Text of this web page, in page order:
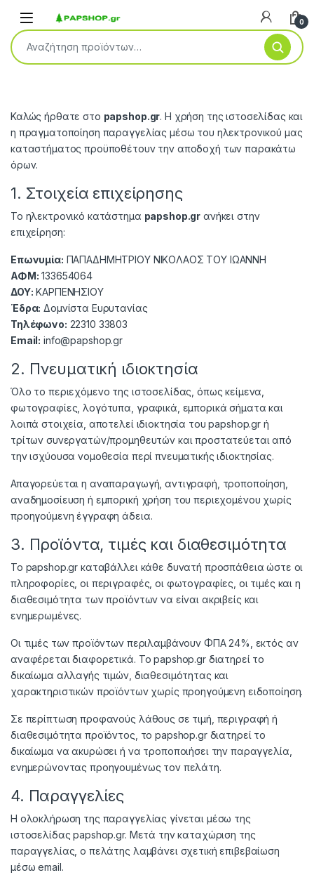
Open 0
Αναζήτηση για:
Καλώς ήρθατε στο papshop.gr. Η χρήση της ιστοσελίδας και
η πραγματοποίηση παραγγελίας μέσω του ηλεκτρονικού μας
καταστήματος προϋποθέτουν την αποδοχή των παρακάτω
όρων.
1. Στοιχεία επιχείρησης
Το ηλεκτρονικό κατάστημα papshop.gr ανήκει στην
επιχείρηση:
Επωνυμία: ΠΑΠΑΔΗΜΗΤΡΙΟΥ ΝΙΚΟΛΑΟΣ ΤΟΥ ΙΩΑΝΝΗ
ΑΦΜ: 133654064
ΔΟΥ: ΚΑΡΠΕΝΗΣΙΟΥ
Έδρα: Δομνίστα Ευρυτανίας
Τηλέφωνο: 22310 33803
Email: info@papshop.gr
2. Πνευματική ιδιοκτησία
Όλο το περιεχόμενο της ιστοσελίδας, όπως κείμενα,
φωτογραφίες, λογότυπα, γραφικά, εμπορικά σήματα και
λοιπά στοιχεία, αποτελεί ιδιοκτησία του papshop.gr ή
τρίτων συνεργατών/προμηθευτών και προστατεύεται από
την ισχύουσα νομοθεσία περί πνευματικής ιδιοκτησίας.
Απαγορεύεται η αναπαραγωγή, αντιγραφή, τροποποίηση,
αναδημοσίευση ή εμπορική χρήση του περιεχομένου χωρίς
προηγούμενη έγγραφη άδεια.
3. Προϊόντα, τιμές και διαθεσιμότητα
Το papshop.gr καταβάλλει κάθε δυνατή προσπάθεια ώστε οι
πληροφορίες, οι περιγραφές, οι φωτογραφίες, οι τιμές και η
διαθεσιμότητα των προϊόντων να είναι ακριβείς και
ενημερωμένες.
Οι τιμές των προϊόντων περιλαμβάνουν ΦΠΑ 24%, εκτός αν
αναφέρεται διαφορετικά. Το papshop.gr διατηρεί το
δικαίωμα αλλαγής τιμών, διαθεσιμότητας και
χαρακτηριστικών προϊόντων χωρίς προηγούμενη ειδοποίηση.
Σε περίπτωση προφανούς λάθους σε τιμή, περιγραφή ή
διαθεσιμότητα προϊόντος, το papshop.gr διατηρεί το
δικαίωμα να ακυρώσει ή να τροποποιήσει την παραγγελία,
ενημερώνοντας προηγουμένως τον πελάτη.
4. Παραγγελίες
Η ολοκλήρωση της παραγγελίας γίνεται μέσω της
ιστοσελίδας papshop.gr. Μετά την καταχώριση της
παραγγελίας, ο πελάτης λαμβάνει σχετική επιβεβαίωση
μέσω email.